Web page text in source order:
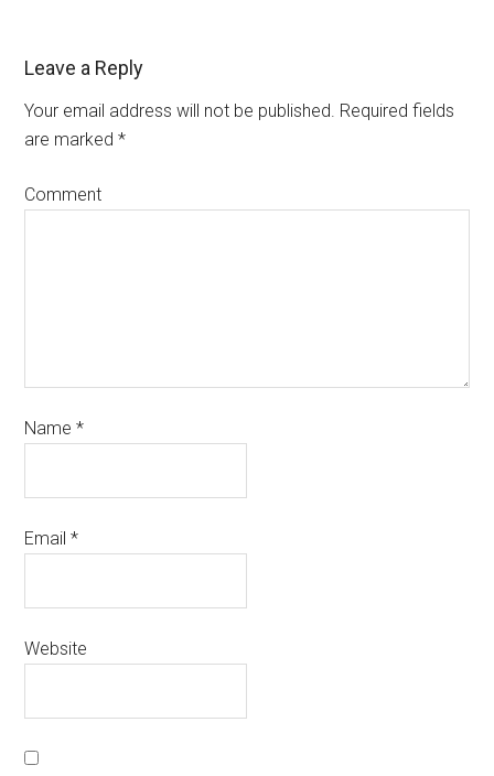
Leave a Reply
Your email address will not be published. Required fields
are marked*
Comment
Name*
Email*
Website